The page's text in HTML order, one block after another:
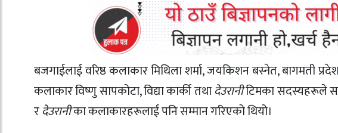
बजगाईलाई वरिष्ठ कलाकार मिथिला शर्मा, जयकिशन बस्नेत, बागमती
कलाकार विष्णु सापकोटा, विद्या कार्की तथादेउरानीटिमका सदस्यहरूले
रदेउरानीका कलाकारहरूलाई पनि सम्मान गरिएको थियो।